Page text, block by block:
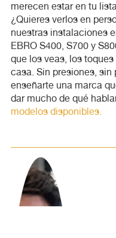
merecen estar en tu
¿Quieres verlos en
nuestras instalaciones
EBRO S400, S700 y
que los veas, los
casa. Sin presiones, sin
enseñarte una marca
dar mucho de qué
modelos disponibles.